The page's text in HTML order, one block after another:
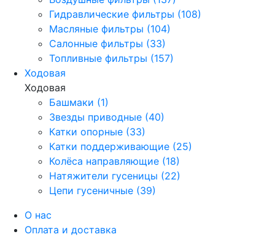
Гидравлические фильтры (108)
Масляные фильтры (104)
Салонные фильтры (33)
Топливные фильтры (157)
Ходовая
Ходовая
Башмаки (1)
Звезды приводные (40)
Катки опорные (33)
Катки поддерживающие (25)
Колёса направляющие (18)
Натяжители гусеницы (22)
Цепи гусеничные (39)
О нас
Оплата и доставка